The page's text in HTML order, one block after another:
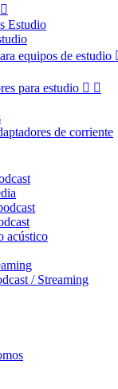

Estudio
equipos de estudio
para estudio  
de corriente
acústico
/ Streaming